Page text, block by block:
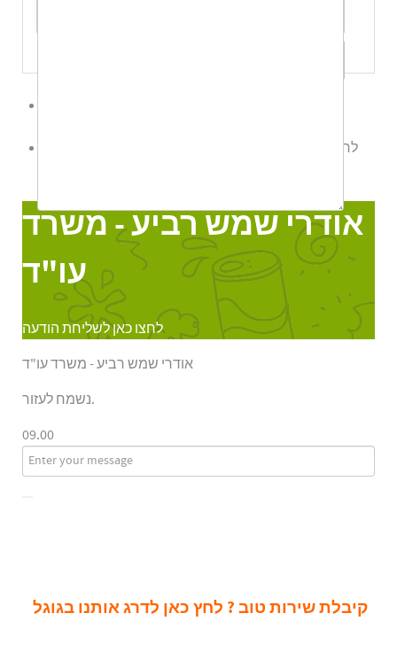
לחצו כאן לשליחת הודעה
אודרי שמש רביע - משרד
עו"ד
לחצו כאן לשליחת הודעה
אודרי שמש רביע - משרד עו"ד
נשמח לעזור.
09.00
קיבלת שירות טוב ? לחץ כאן לדרג אותנו בגוגל